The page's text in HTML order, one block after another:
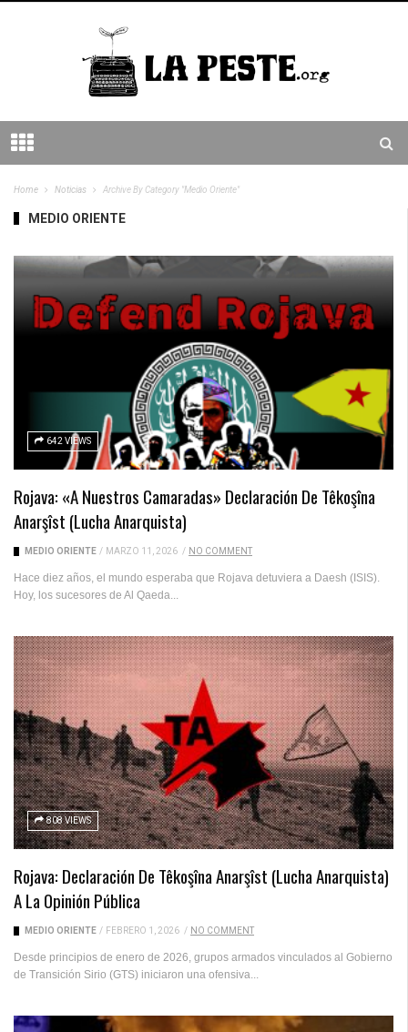
Home Noticias Archive By Category "Medio Oriente"
MEDIO ORIENTE
642 VIEWS
Rojava: «A Nuestros Camaradas» Declaración De Têkoşîna
Anarşîst (Lucha Anarquista)
MEDIO ORIENTE / MARZO 11, 2026 / NO COMMENT
Hace diez años, el mundo esperaba que Rojava detuviera a Daesh (ISIS).
Hoy, los sucesores de Al Qaeda...
808 VIEWS
Rojava: Declaración De Têkoşîna Anarşîst (Lucha Anarquista)
A La Opinión Pública
MEDIO ORIENTE / FEBRERO 1, 2026 / NO COMMENT
Desde principios de enero de 2026, grupos armados vinculados al Gobierno
de Transición Sirio (GTS) iniciaron una ofensiva...